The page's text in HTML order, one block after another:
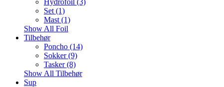
Hydrofoil (3)
Set (1)
Mast (1)
Show All Foil
Tilbehør
Poncho (14)
Sokker (9)
Tasker (8)
Show All Tilbehør
Sup